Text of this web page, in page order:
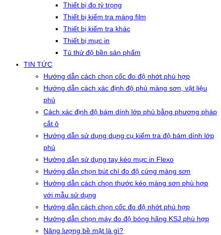
Thiết bị đo tỷ trọng
Thiết bị kiểm tra màng film
Thiết bị kiểm tra khác
Thiết bị mực in
Tủ thử độ bền sản phẩm
TIN TỨC
Hướng dẫn cách chọn cốc đo độ nhớt phù hợp
Hướng dẫn cách xác định độ phủ màng sơn, vật liệu
phủ
Cách xác định độ bám dính lớp phủ bằng phương pháp
cắt ô
Hướng dẫn sử dụng dụng cụ kiểm tra độ bám dính lớp
phủ
Hướng dẫn sử dụng tay kéo mực in Flexo
Hướng dẫn chọn bút chì đo độ cứng màng sơn
Hướng dẫn cách chọn thước kéo màng sơn phù hợp
với mẫu sử dụng
Hướng dẫn cách chọn cốc đo độ nhớt phù hợp
Hướng dẫn chọn máy đo độ bóng hãng KSJ phù hợp
Năng lượng bề mặt là gì?